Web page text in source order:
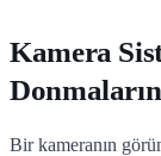
Kamera
Bir kameranın